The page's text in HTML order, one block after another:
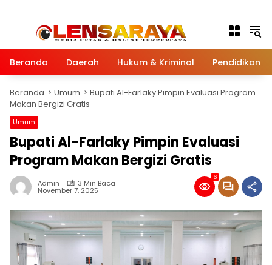
Beranda Daerah Hukum & Kriminal Pendidikan
Beranda Umum
Bupati Al-Farlaky Pimpin Evaluasi Program
Makan Bergizi Gratis
Umum
Bupati Al-Farlaky Pimpin Evaluasi
Program Makan Bergizi Gratis
Admin 3 Min Baca
November 7, 2025
6